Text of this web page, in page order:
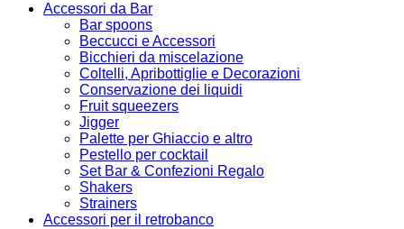
Accessori da Bar
Bar spoons
Beccucci e Accessori
Bicchieri da miscelazione
Coltelli, Apribottiglie e Decorazioni
Conservazione dei liquidi
Fruit squeezers
Jigger
Palette per Ghiaccio e altro
Pestello per cocktail
Set Bar & Confezioni Regalo
Shakers
Strainers
Accessori per il retrobanco